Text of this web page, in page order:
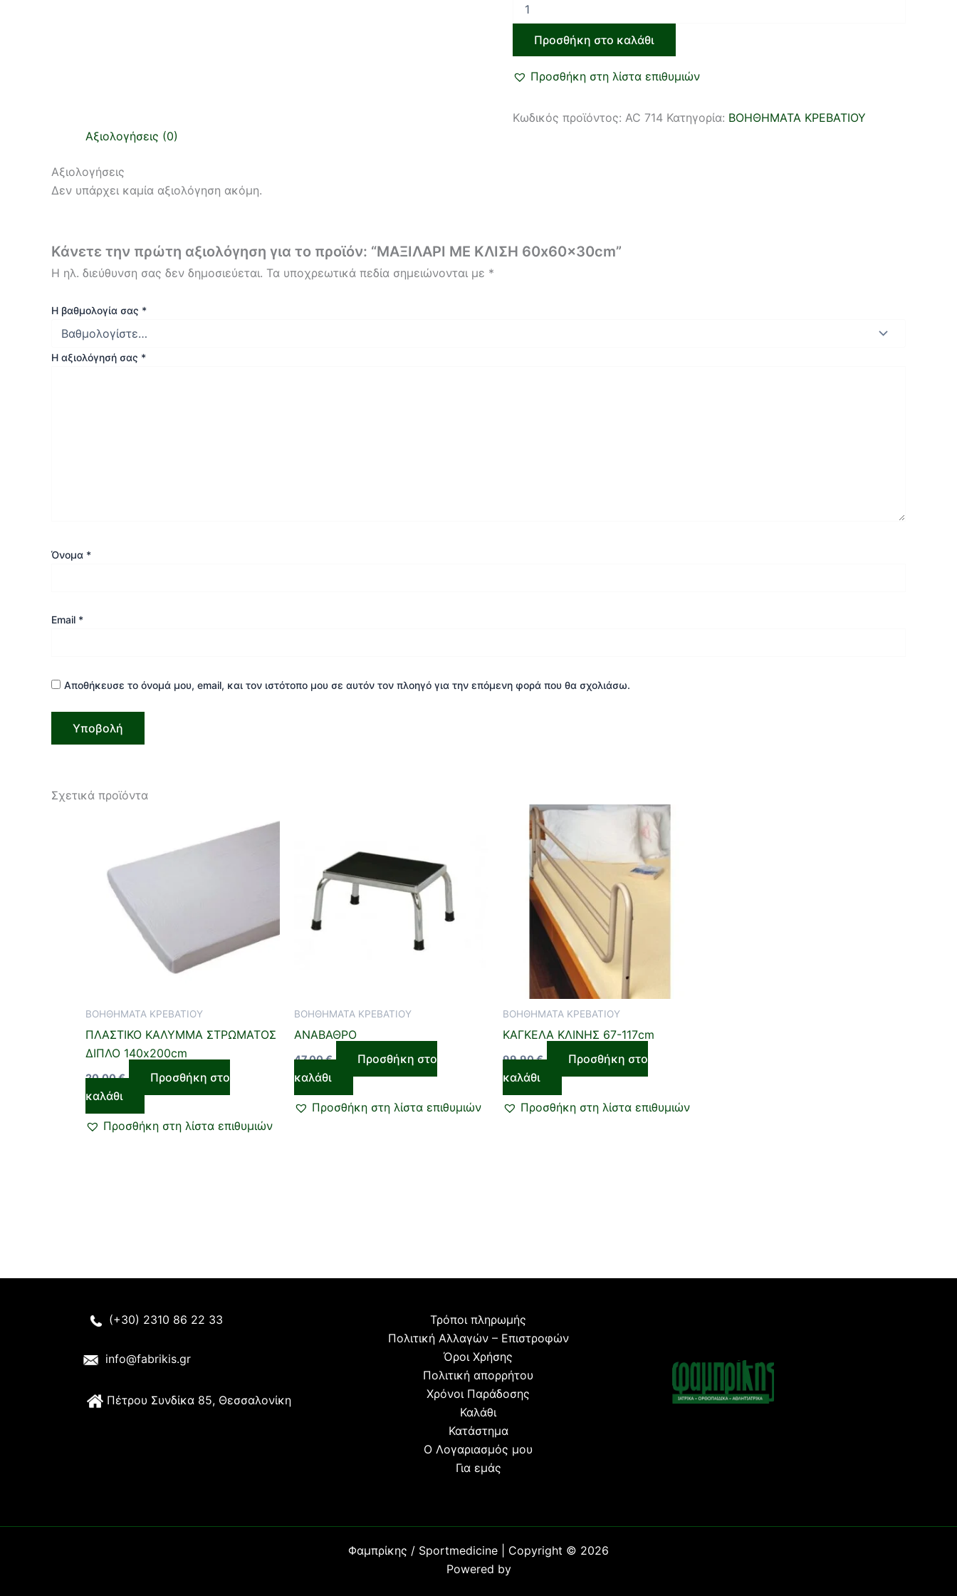
Προσθήκη στο καλάθι
Προσθήκη στη λίστα επιθυμιών
Κωδικός προϊόντος: AC 714 Κατηγορία: ΒΟΗΘΗΜΑΤΑ ΚΡΕΒΑΤΙΟΥ
Αξιολογήσεις (0)
Αξιολογήσεις
Δεν υπάρχει καμία αξιολόγηση ακόμη.
Κάνετε την πρώτη αξιολόγηση για το προϊόν: “ΜΑΞΙΛΑΡΙ ΜΕ ΚΛΙΣΗ 60x60x30cm”
Η ηλ. διεύθυνση σας δεν δημοσιεύεται. Τα υποχρεωτικά πεδία σημειώνονται με *
Η βαθμολογία σας *
Η αξιολόγησή σας *
Όνομα *
Email *
Αποθήκευσε το όνομά μου, email, και τον ιστότοπο μου σε αυτόν τον πλοηγό για την επόμενη φορά που θα σχολιάσω.
Σχετικά προϊόντα
ΒΟΗΘΗΜΑΤΑ ΚΡΕΒΑΤΙΟΥ
ΠΛΑΣΤΙΚΟ ΚΑΛΥΜΜΑ ΣΤΡΩΜΑΤΟΣ
ΔΙΠΛΟ 140x200cm
20,00€
Προσθήκη στο
καλάθι
Προσθήκη στη λίστα επιθυμιών
ΒΟΗΘΗΜΑΤΑ ΚΡΕΒΑΤΙΟΥ
ΑΝΑΒΑΘΡΟ
47,00€
Προσθήκη στο
καλάθι
Προσθήκη στη λίστα επιθυμιών
ΒΟΗΘΗΜΑΤΑ ΚΡΕΒΑΤΙΟΥ
ΚΑΓΚΕΛΑ ΚΛΙΝΗΣ 67-117cm
99,90€
Προσθήκη στο
καλάθι
Προσθήκη στη λίστα επιθυμιών
(+30) 2310 86 22 33
info@fabrikis.gr
Πέτρου Συνδίκα 85, Θεσσαλονίκη
Τρόποι πληρωμής
Πολιτική Αλλαγών – Επιστροφών
Όροι Χρήσης
Πολιτική απορρήτου
Χρόνοι Παράδοσης
Καλάθι
Κατάστημα
Ο Λογαριασμός μου
Για εμάς
Φαμπρίκης / Sportmedicine | Copyright © 2026
Powered by